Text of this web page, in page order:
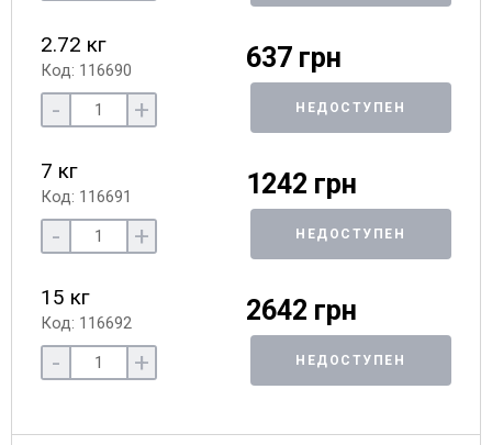
2.72 кг
Код: 116690 637 грн
- + НЕДОСТУПЕН
7 кг
Код: 116691 1242 грн
- + НЕДОСТУПЕН
15 кг
Код: 116692 2642 грн
- + НЕДОСТУПЕН